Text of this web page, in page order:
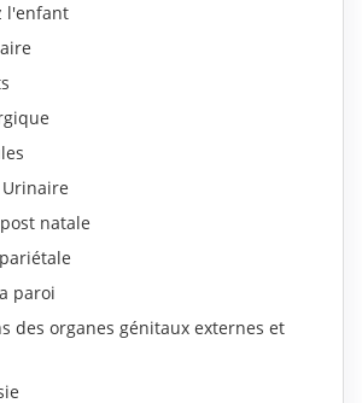
l'enfant
natale
de la paroi
des organes génitaux externes et